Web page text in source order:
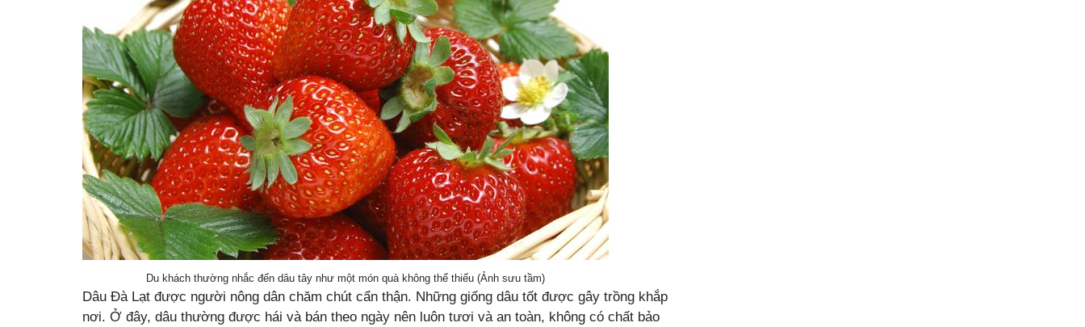
Du khách thường nhắc đến dâu tây như một món quà không thể thiếu (Ảnh sưu tầm)
Dâu Đà Lạt được người nông dân chăm chút cẩn thận. Những giống dâu tốt được gây trồng khắp
nơi. Ở đây, dâu thường được hái và bán theo ngày nên luôn tươi và an toàn, không có chất bảo